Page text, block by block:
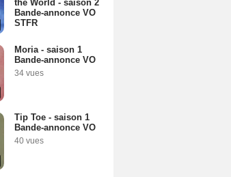
the World - saison 2
Bande-annonce VO
STFR
Moria - saison 1
Bande-annonce VO
34 vues
Tip Toe - saison 1
Bande-annonce VO
40 vues